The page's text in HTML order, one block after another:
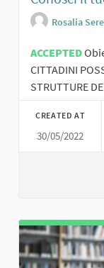
Rosalia
ACCEPTED
CITTADINI
STRUTTURE
CREATED AT
30/05/2022